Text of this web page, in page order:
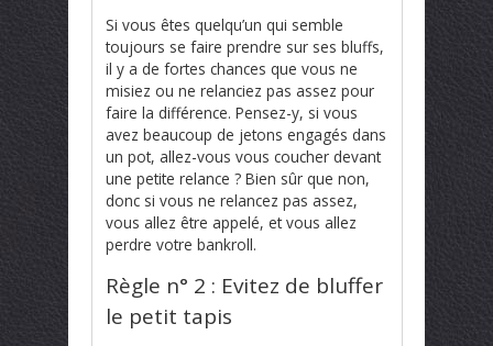
Si vous êtes quelqu’un qui semble
toujours se faire prendre sur ses bluffs,
il y a de fortes chances que vous ne
misiez ou ne relanciez pas assez pour
faire la différence. Pensez-y, si vous
avez beaucoup de jetons engagés dans
un pot, allez-vous vous coucher devant
une petite relance ? Bien sûr que non,
donc si vous ne relancez pas assez,
vous allez être appelé, et vous allez
perdre votre bankroll.
Règle n° 2 : Evitez de bluffer
le petit tapis